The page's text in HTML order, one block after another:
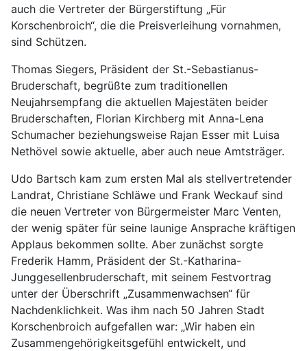
auch die Vertreter der Bürgerstiftung „Für
Korschenbroich“, die die Preisverleihung vornahmen,
sind Schützen.
Thomas Siegers, Präsident der St.-Sebastianus-
Bruderschaft, begrüßte zum traditionellen
Neujahrsempfang die aktuellen Majestäten beider
Bruderschaften, Florian Kirchberg mit Anna-Lena
Schumacher beziehungsweise Rajan Esser mit Luisa
Nethövel sowie aktuelle, aber auch neue Amtsträger.
Udo Bartsch kam zum ersten Mal als stellvertretender
Landrat, Christiane Schläwe und Frank Weckauf sind
die neuen Vertreter von Bürgermeister Marc Venten,
der wenig später für seine launige Ansprache kräftigen
Applaus bekommen sollte. Aber zunächst sorgte
Frederik Hamm, Präsident der St.-Katharina-
Junggesellenbruderschaft, mit seinem Festvortrag
unter der Überschrift „Zusammenwachsen“ für
Nachdenklichkeit. Was ihm nach 50 Jahren Stadt
Korschenbroich aufgefallen war: „Wir haben ein
Zusammengehörigkeitsgefühl entwickelt, und